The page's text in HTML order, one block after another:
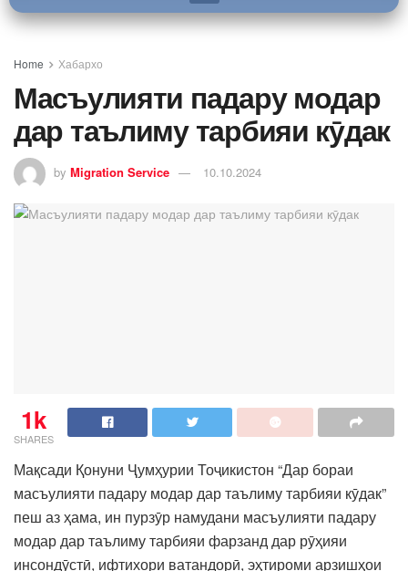
Home Хабархо
Масъулияти падару модар
дар таълиму тарбияи кӯдак
by Migration Service 10.10.2024
1k
SHARES
Мақсади Қонуни Ҷумҳурии Тоҷикистон “Дар бораи
масъулияти падару модар дар таълиму тарбияи кӯдак”
пеш аз ҳама, ин пурзӯр намудани масъулияти падару
модар дар таълиму тарбияи фарзанд дар рӯҳияи
инсондӯстӣ, ифтихори ватандорӣ, эҳтироми арзишҳои